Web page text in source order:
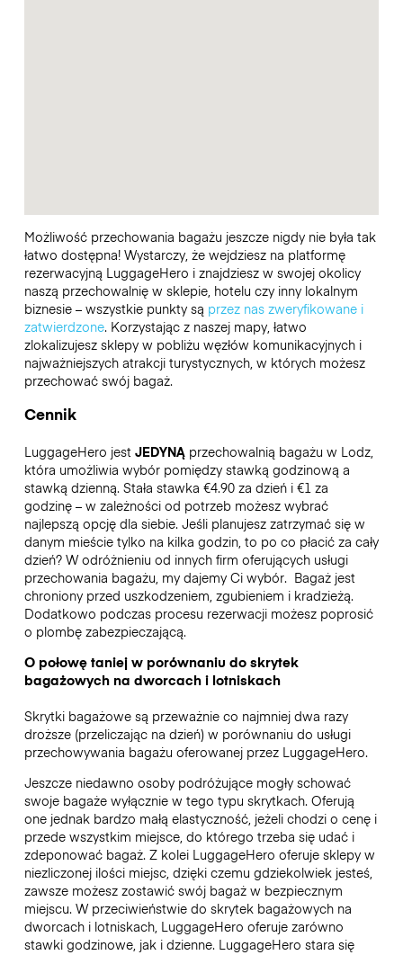
Możliwość przechowania bagażu jeszcze nigdy nie była tak
łatwo dostępna! Wystarczy, że wejdziesz na platformę
rezerwacyjną LuggageHero i znajdziesz w swojej okolicy
naszą przechowalnię w sklepie, hotelu czy inny lokalnym
biznesie – wszystkie punkty są przez nas zweryfikowane i
zatwierdzone. Korzystając z naszej mapy, łatwo
zlokalizujesz sklepy w pobliżu węzłów komunikacyjnych i
najważniejszych atrakcji turystycznych, w których możesz
przechować swój bagaż.
Cennik
LuggageHero jest JEDYNĄprzechowalnią bagażu w Lodz,
która umożliwia wybór pomiędzy stawką godzinową a
stawką dzienną. Stała stawka €4.90 za dzień i €1 za
godzinę – w zależności od potrzeb możesz wybrać
najlepszą opcję dla siebie. Jeśli planujesz zatrzymać się w
danym mieście tylko na kilka godzin, to po co płacić za cały
dzień? W odróżnieniu od innych firm oferujących usługi
przechowania bagażu, my dajemy Ci wybór. Bagaż jest
chroniony przed uszkodzeniem, zgubieniem i kradzieżą.
Dodatkowo podczas procesu rezerwacji możesz poprosić
o plombę zabezpieczającą.
O połowę taniej w porównaniu do skrytek
bagażowych na dworcach i lotniskach
Skrytki bagażowe są przeważnie co najmniej dwa razy
droższe (przeliczając na dzień) w porównaniu do usługi
przechowywania bagażu oferowanej przez LuggageHero.
Jeszcze niedawno osoby podróżujące mogły schować
swoje bagaże wyłącznie w tego typu skrytkach. Oferują
one jednak bardzo małą elastyczność, jeżeli chodzi o cenę i
przede wszystkim miejsce, do którego trzeba się udać i
zdeponować bagaż. Z kolei LuggageHero oferuje sklepy w
niezliczonej ilości miejsc, dzięki czemu gdziekolwiek jesteś,
zawsze możesz zostawić swój bagaż w bezpiecznym
miejscu. W przeciwieństwie do skrytek bagażowych na
dworcach i lotniskach, LuggageHero oferuje zarówno
stawki godzinowe, jak i dzienne. LuggageHero stara się